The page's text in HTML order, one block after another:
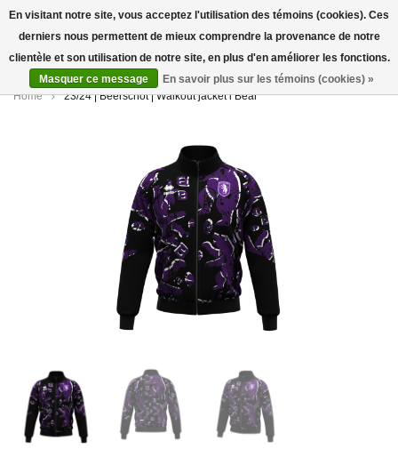
0
Home 23/24 | Beerschot | Walkout jacket l Bear
En visitant notre site, vous acceptez l'utilisation des témoins (cookies). Ces
derniers nous permettent de mieux comprendre la provenance de notre
clientèle et son utilisation de notre site, en plus d'en améliorer les fonctions.
Masquer ce message
En savoir plus sur les témoins (cookies) »